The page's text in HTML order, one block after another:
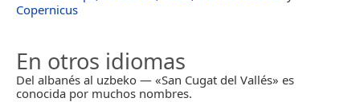
Copernicus
En otros idiomas
Del albanés al uzbeko — «San Cugat del Vallés» es
conocida por muchos nombres.